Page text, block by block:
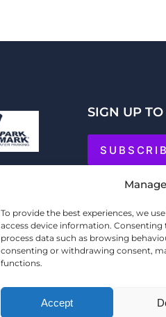
To provide the best experiences, we
access device information.
process data such as browsing
consenting or withdrawing consent,
functions.
Accept
SIGN UP
SHOPPERTAINMENT